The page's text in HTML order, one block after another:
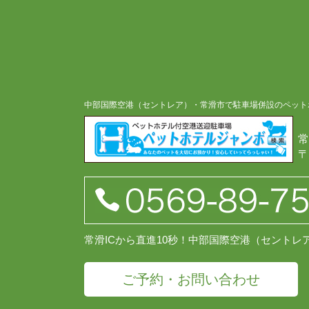
中部国際空港（セントレア）・常滑市で駐車場併設のペッ
常滑ICから直進10秒！中部国際空港（セントレ
ご予約・お問い合わせ